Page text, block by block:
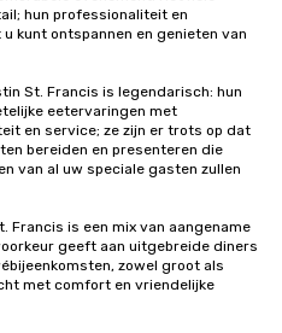
hun professionaliteit en
kunt ontspannen en genieten van
St. Francis is legendarisch: hun
eetervaringen met
en service; ze zijn er trots op dat
bereiden en presenteren die
van al uw speciale gasten zullen
Francis is een mix van aangename
geeft aan uitgebreide diners
zowel groot als
met comfort en vriendelijke